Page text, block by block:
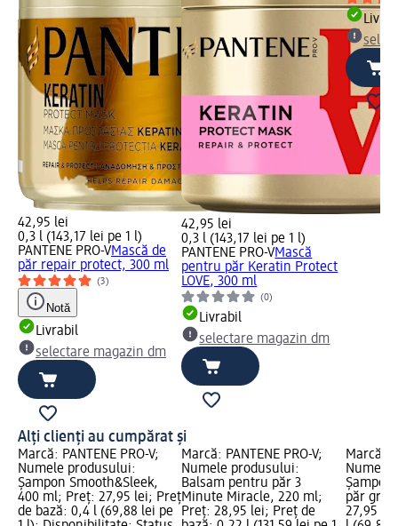
42,95 lei
0,3 l (143,17 lei pe 1 l)
PANTENE PRO-VMască de
păr repair protect, 300 ml
(3)
Notă
Livrabil
selectare magazin dm
42,95 lei
0,3 l (143,17 lei pe 1 l)
PANTENE PRO-VMască
pentru păr Keratin Protect
LOVE, 300 ml
(0)
Livrabil
selectare magazin dm
Alți clienți au cumpărat și
Marcă: PANTENE PRO-V;
Numele produsului:
Șampon Smooth&Sleek,
400 ml; Preț: 27,95 lei; Preț
de bază: 0,4 l (69,88 lei pe
Marcă: PANTENE PRO-V;
Numele produsului:
Balsam pentru păr 3
Minute Miracle, 220 ml;
Preț: 28,95 lei; Preț de
Marcă:
Numele
păr
27,95